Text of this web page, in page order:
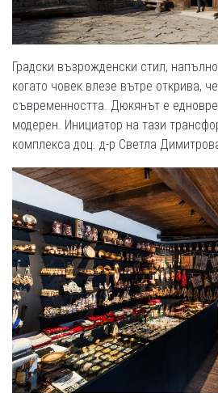
Градски възрожденски стил,
когато човек влезе вътре открива,
съвременността. Дюкянът е
модерен. Инициатор на тази
комплекса доц. д-р Светла